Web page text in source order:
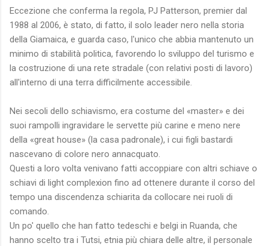
Eccezione che conferma la regola, PJ Patterson, premier dal
1988 al 2006, è stato, di fatto, il solo leader nero nella storia
della Giamaica, e guarda caso, l'unico che abbia mantenuto un
minimo di stabilità politica, favorendo lo sviluppo del turismo e
la costruzione di una rete stradale (con relativi posti di lavoro)
all'interno di una terra difficilmente accessibile.
Nei secoli dello schiavismo, era costume del «master» e dei
suoi rampolli ingravidare le servette più carine e meno nere
della «great house» (la casa padronale), i cui figli bastardi
nascevano di colore nero annacquato.
Questi a loro volta venivano fatti accoppiare con altri schiave o
schiavi di light complexion fino ad ottenere durante il corso del
tempo una discendenza schiarita da collocare nei ruoli di
comando.
Un po' quello che han fatto tedeschi e belgi in Ruanda, che
hanno scelto tra i Tutsi, etnia più chiara delle altre, il personale